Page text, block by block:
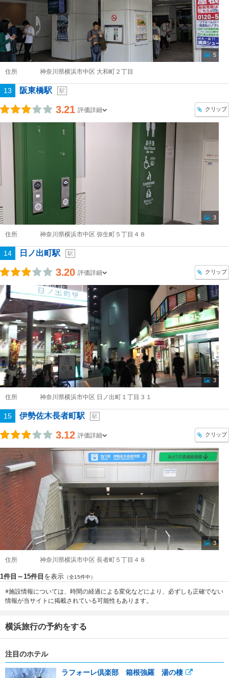
5
住所 神奈川県横浜市中区 大和町２丁目
13 阪東橋駅 駅
3.21 評価詳細 クリップ
3
住所 神奈川県横浜市中区 弥生町５丁目４８
14 日ノ出町駅 駅
3.20 評価詳細 クリップ
3
住所 神奈川県横浜市中区 日ノ出町１丁目３１
15 伊勢佐木長者町駅 駅
3.12 評価詳細 クリップ
3
住所 神奈川県横浜市中区 長者町５丁目４８
1件目～15件目 を表示 （全15件中）
※施設情報については、時間の経過による変化などにより、必ずしも正確でない
情報が当サイトに掲載されている可能性もあります。
横浜旅行の予約をする
注目のホテル
ラフォーレ倶楽部 箱根強羅 湯の棲